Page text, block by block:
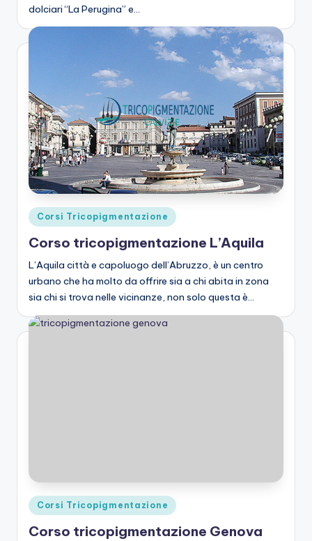
dolciari “La Perugina” e…
Posted
in
Corsi Tricopigmentazione
Corso tricopigmentazione L’Aquila
L’Aquila città e capoluogo dell’Abruzzo, è un centro
urbano che ha molto da offrire sia a chi abita in zona
sia chi si trova nelle vicinanze, non solo questa è…
Posted
in
Corsi Tricopigmentazione
Corso tricopigmentazione Genova